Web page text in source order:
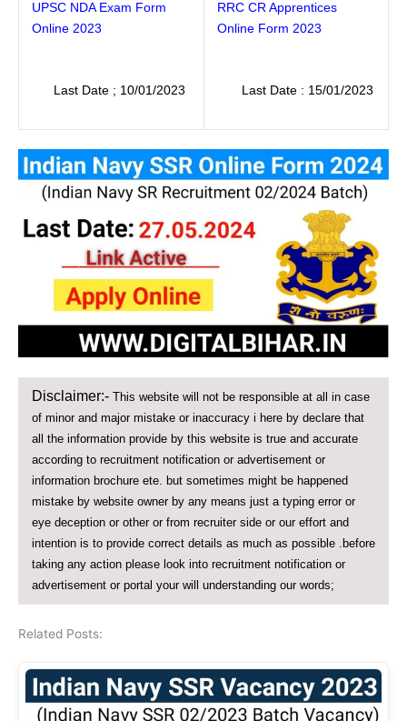
UPSC NDA Exam Form
Online 2023
Last Date ; 10/01/2023
RRC CR Apprentices
Online Form 2023
Last Date : 15/01/2023
Disclaimer:-This website will not be responsible at all in case
of minor and major mistake or inaccuracy i here by declare that
all the information provide by this website is true and accurate
according to recruitment notification or advertisement or
information brochure ete. but sometimes might be happened
mistake by website owner by any means just a typing error or
eye deception or other or from recruiter side or our effort and
intention is to provide correct details as much as possible .before
taking any action please look into recruitment notification or
advertisement or portal your will understanding our words;
Related Posts: